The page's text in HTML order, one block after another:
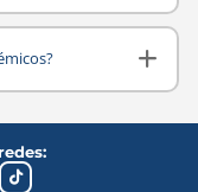
pero